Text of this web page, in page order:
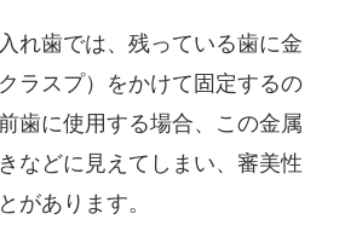
れ歯では、残っている歯に金
ラスプ）をかけて固定するの
歯に使用する場合、この金属
などに見えてしまい、審美性
があります。